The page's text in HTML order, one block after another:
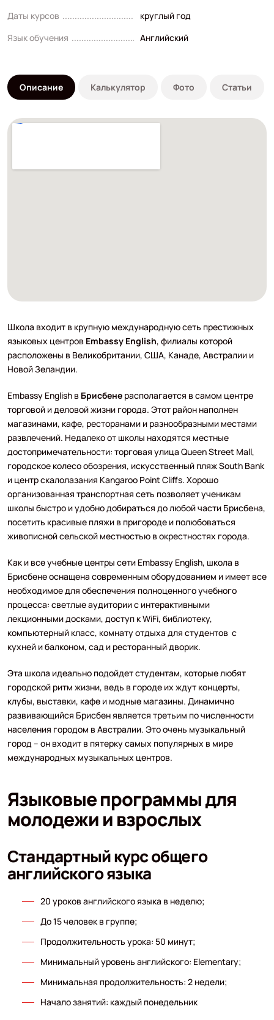
Даты курсов
круглый год
Язык обучения
Английский
Описание Калькулятор Фото Статьи
Школа входит в крупную международную сеть престижных
языковых центров Embassy English, филиалы которой
расположены в Великобритании, США, Канаде, Австралии и
Новой Зеландии.
Embassy English в Брисбенерасполагается в самом центре
торговой и деловой жизни города. Этот район наполнен
магазинами, кафе, ресторанами и разнообразными местами
развлечений. Недалеко от школы находятся местные
достопримечательност​и: торговая улица Queen Street Mall,
городское колесо обозрения, искусственный пляж South Bank
и центр скалолазания Kangaroo Point Cliffs. Хорошо
организованная транспортная сеть позволяет ученикам
школы быстро и удобно добираться до любой части Брисбена,
посетить красивые пляжи в пригороде и полюбоваться
живописной сельской местностью в окрестностях города.
Как и все учебные центры сети Embassy English, школа в
Брисбене оснащена современным оборудованием и имеет все
необходимое для обеспечения полноценного учебного
процесса: светлые аудитории с интерактивными
лекционными досками, доступ к WiFi, библиотеку,
компьютерный класс, комнату отдыха для студентов с
кухней и балконом, сад и ресторанный дворик.
Эта школа идеально подойдет студентам, которые любят
городской ритм жизни, ведь в городе их ждут концерты,
клубы, выставки, кафе и модные магазины. Динамично
развивающийся Брисбен является третьим по численности
населения городом в Австралии. Это очень музыкальный
город – он входит в пятерку самых популярных в мире
международных музыкальных центров.
Языковые программы для
молодежи и взрослых
Стандартный курс общего
английского языка
20 уроков английского языка в неделю;
До 15 человек в группе;
Продолжительность урока: 50 минут;
Минимальный уровень английского: Elementary;
Минимальная продолжительность: 2 недели;
Начало занятий: каждый понедельник